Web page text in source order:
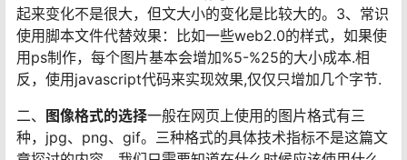
起来变化不是很大，但文大小的变化是比较大的。3、常识
使用脚本文件代替效果：比如一些web2.0的样式，如果使
用ps制作，每个图片基本会增加%5-%25的大小成本.相
反，使用javascript代码来实现效果,仅仅只增加几个字节.
二、
图像格式的选择一般在网页上使用的图片格式有三
种，jpg、png、gif。三种格式的具体技术指标不是这篇文